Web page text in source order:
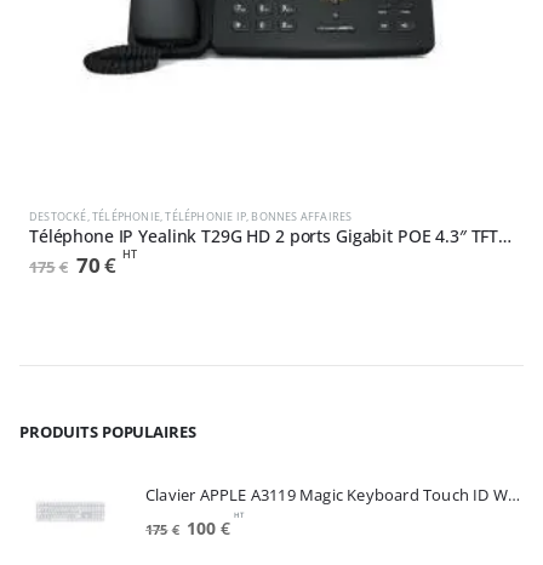
DESTOCKÉ,TÉLÉPHONIE,TÉLÉPHONIE IP, BONNES AFFAIRES
Téléphone IP Yealink T29G HD 2 ports Gigabit POE 4.3″ TFT Couleur (SIP-T29G)
175€ Le
70€Le
HT
PRODUITS POPULAIRES
Clavier APPLE A3119 Magic Keyboard Touch ID White FRA (MXK73F/A)
175€ Le
100 €Le
HT